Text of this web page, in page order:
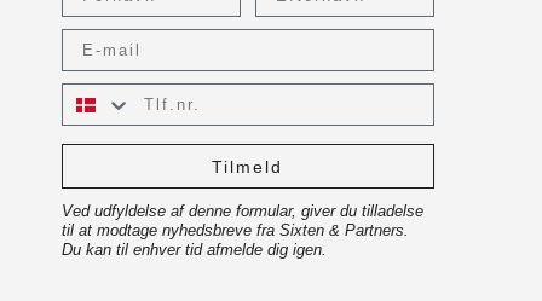
Tilmeld
Ved udfyldelse af denne formular, giver du tilladelse
til at modtage nyhedsbreve fra Sixten & Partners.
Du kan til enhver tid afmelde dig igen.